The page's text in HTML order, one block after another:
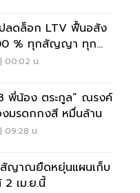
LTV ฟื้นอสัง
% ทุกสัญญา ทุก
00:02 น.
พี่น้อง ตระกูล” ณรงค์
งมรดกกงสี หมื่นล้าน
09:28 น.
ญาณยืดหยุ่นแผนเก็บ
เม.ย.นี้